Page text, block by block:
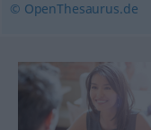
© OpenThesaurus.de